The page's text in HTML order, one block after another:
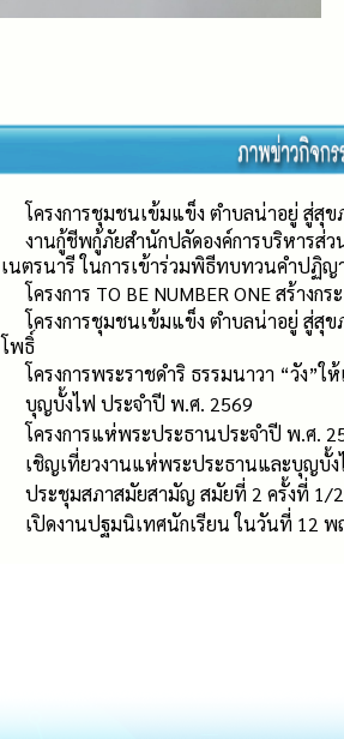
โครงการชุมชนเข้มแข็ง ตำบลน่าอยู่ สู่สุ
งานกู้ชีพกู้ภัยสำนักปลัดองค์การบริหารส่ว
เนตรนารี ในการเข้าร่วมพิธีทบทวนคำปฏิ
โครงการ TO BE NUMBER ONE สร้า
โครงการชุมชนเข้มแข็ง ตำบลน่าอยู่ สู่สุ
โพธิ์
โครงการพระราชดำริ ธรรมนาวา “วัง”
บุญบั้งไฟ ประจำปี พ.ศ. 2569
โครงการแห่พระประธานประจำปี พ.ศ.
เชิญเที่ยวงานแห่พระประธานและบุญบั้ง
ประชุมสภาสมัยสามัญ สมัยที่ 2 ครั้งที่ 1/
เปิดงานปฐมนิเทศนักเรียน ในวันที่ 12